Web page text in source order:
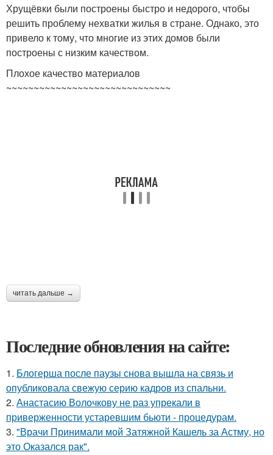
Хрущёвки были построены быстро и недорого, чтобы
решить проблему нехватки жилья в стране. Однако, это
привело к тому, что многие из этих домов были
построены с низким качеством.
Плохое качество материалов
~~~~~~~~~~~~~~~~~~~~~~~~~~~~~~
читать дальше →
Последние обновления на сайте:
1. Блогерша после паузы снова вышла на связь и
опубликовала свежую серию кадров из спальни.
2. Анастасию Волочкову не раз упрекали в
приверженности устаревшим бьюти - процедурам.
3. "Врачи Принимали мой Затяжной Кашель за Астму, но
это Оказался рак".